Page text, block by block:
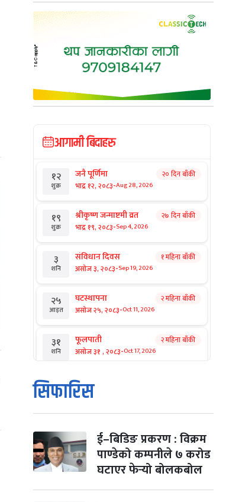
आगामी बिदाहरु
१२
शुक्र
जनै पूर्णिमा
भाद्र १२, २०८३-Aug 28, 2026
२० दिन बाँकी
१९
शुक्र
श्रीकृष्ण जन्माष्टमी व्रत
भाद्र १९, २०८३-Sep 4, 2026
२७ दिन बाँकी
३
शनि
संविधान दिवस
असोज ३, २०८३-Sep 19, 2026
१ महिना बाँकी
२५
आइत
घटस्थापना
असोज २५, २०८३-Oct 11, 2026
२ महिना बाँकी
३१
शनि
फूलपाती
असोज ३१ , २०८३-Oct 17, 2026
२ महिना बाँकी
१
आइत
कार्तिक सङ्क्रान्ति
कार्तिक १, २०८३
मंगल कार्तिक ३, २०८३-Oct 20, 2026
४ विजयादशमी
कार्तिक ४, २०८३-Oct 21, 2026
२ महिना बाँकी
सिफारिस
ई–बिडिङ प्रकरण : विक्रम
पाण्डेको कम्पनीले ७ करोड
घटाएर फेर्‍यो बोलकबोल